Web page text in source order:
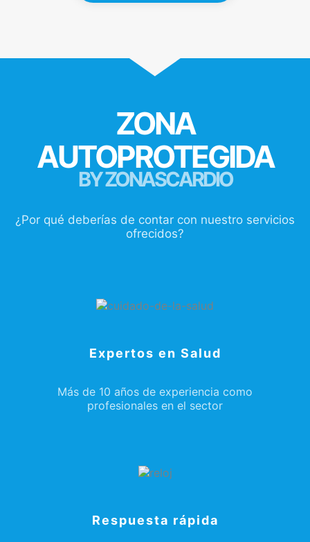
ZONA
AUTOPROTEGIDA
BY ZONASCARDIO
¿Por qué deberías de contar con nuestro servicios
ofrecidos?
Expertos en Salud
Más de 10 años de experiencia como
profesionales en el sector
Respuesta rápida